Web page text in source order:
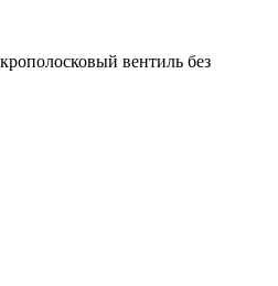
вентиль без